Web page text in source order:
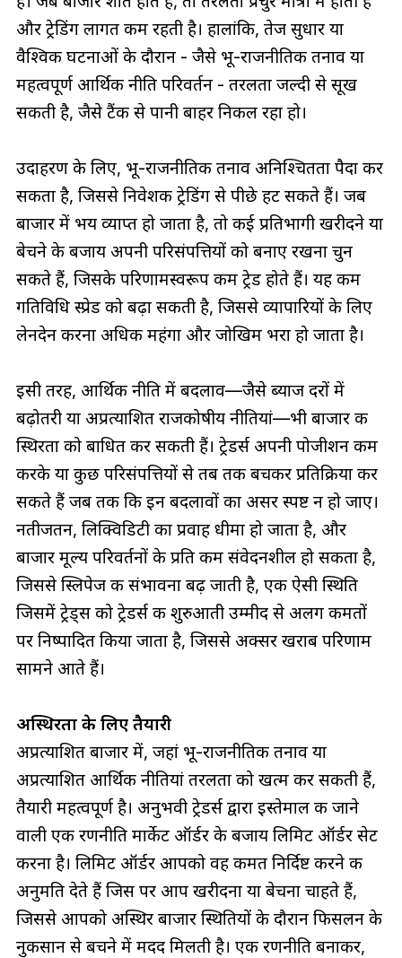
और ट्रेडिंग लागत कम रहती है। हालांकि, तेज सुधार या
वैश्विक घटनाओं के दौरान - जैसे भू-राजनीतिक तनाव या
महत्वपूर्ण आर्थिक नीति परिवर्तन - तरलता जल्दी से सूख
सकती है, जैसे टैंक से पानी बाहर निकल रहा हो।
उदाहरण के लिए, भू-राजनीतिक तनाव अनिश्चितता पैदा कर
सकता है, जिससे निवेशक ट्रेडिंग से पीछे हट सकते हैं। जब
बाजार में भय व्याप्त हो जाता है, तो कई प्रतिभागी खरीदने या
बेचने के बजाय अपनी परिसंपत्तियों को बनाए रखना चुन
सकते हैं, जिसके परिणामस्वरूप कम ट्रेड होते हैं। यह कम
गतिविधि स्प्रेड को बढ़ा सकती है, जिससे व्यापारियों के लिए
लेनदेन करना अधिक महंगा और जोखिम भरा हो जाता है।
इसी तरह, आर्थिक नीति में बदलाव—जैसे ब्याज दरों में
बढ़ोतरी या अप्रत्याशित राजकोषीय नीतियां—भी बाजार की
स्थिरता को बाधित कर सकती हैं। ट्रेडर्स अपनी पोजीशन कम
करके या कुछ परिसंपत्तियों से तब तक बचकर प्रतिक्रिया कर
सकते हैं जब तक कि इन बदलावों का असर स्पष्ट न हो जाए।
नतीजतन, लिक्विडिटी का प्रवाह धीमा हो जाता है, और
बाजार मूल्य परिवर्तनों के प्रति कम संवेदनशील हो सकता है,
जिससे स्लिपेज की संभावना बढ़ जाती है, एक ऐसी स्थिति
जिसमें ट्रेड्स को ट्रेडर्स की शुरुआती उम्मीद से अलग कीमतों
पर निष्पादित किया जाता है, जिससे अक्सर खराब परिणाम
सामने आते हैं।
अस्थिरता के लिए तैयारी
अप्रत्याशित बाजार में, जहां भू-राजनीतिक तनाव या
अप्रत्याशित आर्थिक नीतियां तरलता को खत्म कर सकती हैं,
तैयारी महत्वपूर्ण है। अनुभवी ट्रेडर्स द्वारा इस्तेमाल की जाने
वाली एक रणनीति मार्केट ऑर्डर के बजाय लिमिट ऑर्डर सेट
करना है। लिमिट ऑर्डर आपको वह कीमत निर्दिष्ट करने की
अनुमति देते हैं जिस पर आप खरीदना या बेचना चाहते हैं,
जिससे आपको अस्थिर बाजार स्थितियों के दौरान फिसलन के
नुकसान से बचने में मदद मिलती है। एक रणनीति बनाकर,